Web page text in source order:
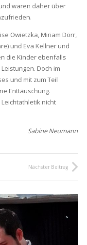
waren daher über
Owietzka, Miriam Dörr,
und Eva Kellner und
die Kinder ebenfalls
Doch im
und mit zum Teil
Enttäuschung.
nicht
Sabine Neumann
Nächster Beitrag